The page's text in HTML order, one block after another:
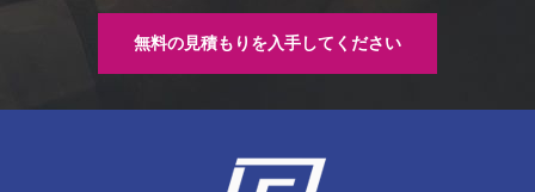
無料の見積もりを入手してください